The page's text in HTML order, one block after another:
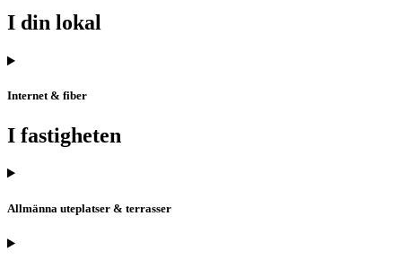
I din lokal
Internet & fiber
I fastigheten
Allmänna uteplatser & terrasser